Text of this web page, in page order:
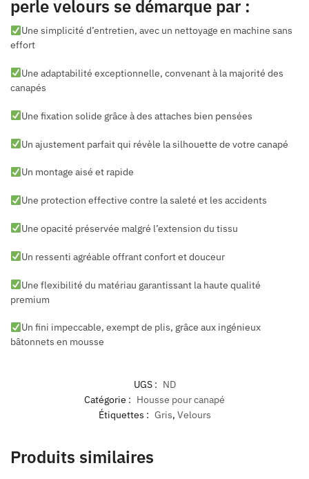
perle velours se démarque par :
Une simplicité d’entretien, avec un nettoyage en machine sans
effort
Une adaptabilité exceptionnelle, convenant à la majorité des
canapés
Une fixation solide grâce à des attaches bien pensées
Un ajustement parfait qui révèle la silhouette de votre canapé
Un montage aisé et rapide
Une protection effective contre la saleté et les accidents
Une opacité préservée malgré l’extension du tissu
Un ressenti agréable offrant confort et douceur
Une flexibilité du matériau garantissant la haute qualité
premium
Un fini impeccable, exempt de plis, grâce aux ingénieux
bâtonnets en mousse
UGS : ND
Catégorie : Housse pour canapé
Étiquettes : Gris, Velours
Produits similaires